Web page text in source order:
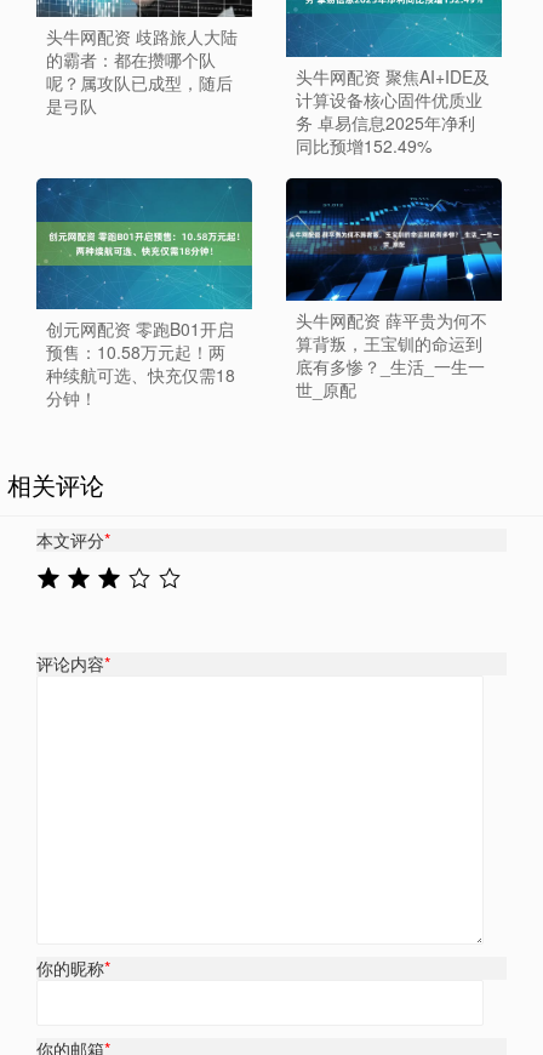
头牛网配资 歧路旅人大陆
的霸者：都在攒哪个队
呢？属攻队已成型，随后
是弓队
头牛网配资 聚焦AI+IDE及
计算设备核心固件优质业
务 卓易信息2025年净利
同比预增152.49%
创元网配资 零跑B01开启
预售：10.58万元起！两
种续航可选、快充仅需18
分钟！
头牛网配资 薛平贵为何不
算背叛，王宝钏的命运到
底有多惨？_生活_一生一
世_原配
相关评论
本文评分*
评论内容*
你的昵称*
你的邮箱*